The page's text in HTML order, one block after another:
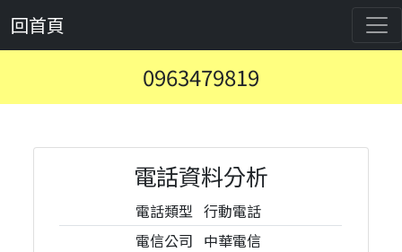
回首頁
0963479819
電話資料分析
電話類型 行動電話
電信公司 中華電信